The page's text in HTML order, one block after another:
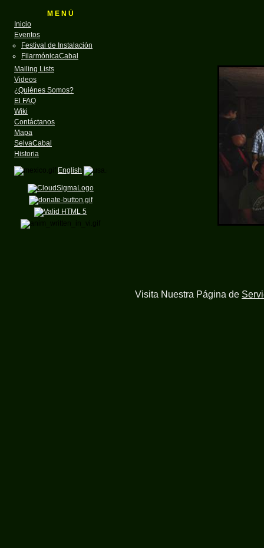
M E N Ú
Inicio
Eventos
Festival de Instalación
FilarmónicaCabal
Mailing Lists
Videos
¿Quiénes Somos?
El FAQ
Wiki
Contáctanos
Mapa
SelvaCabal
Historia
English
Visita Nuestra Página de